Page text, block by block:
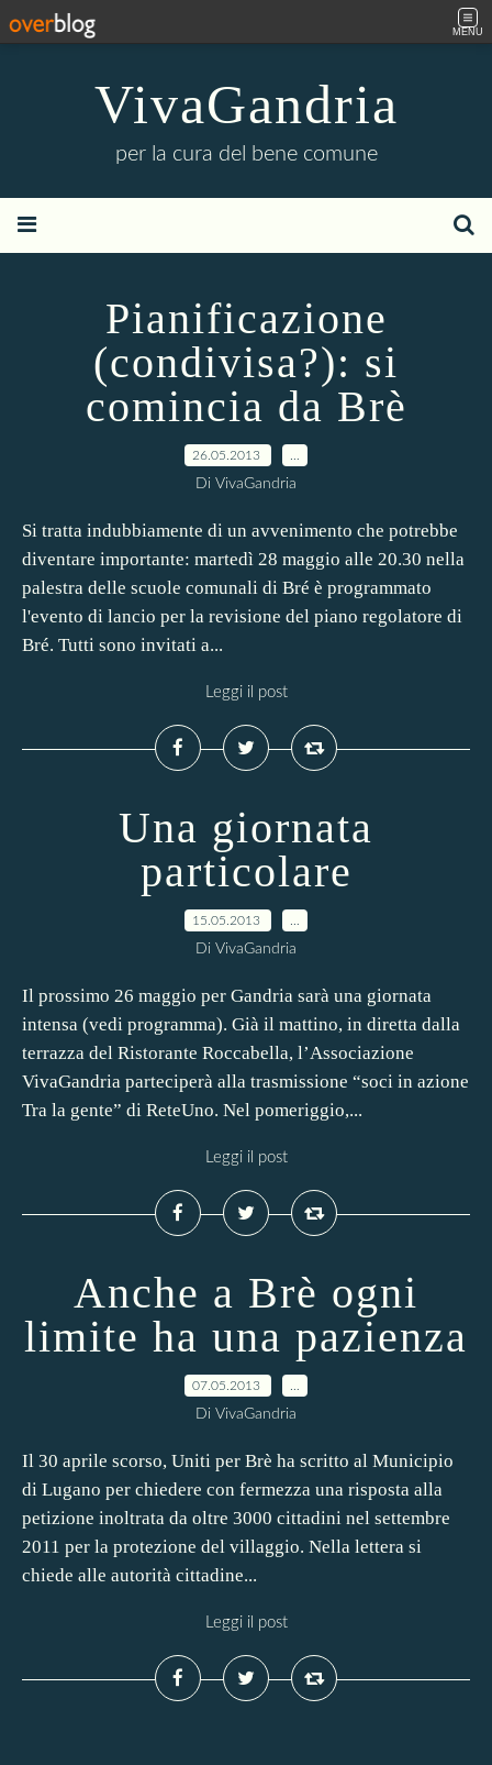
MENU
VivaGandria
per la cura del bene comune
Pianificazione
(condivisa?): si
comincia da Brè
26.05.2013
Di VivaGandria
Si tratta indubbiamente di un avvenimento che potrebbe
diventare importante: martedì 28 maggio alle 20.30 nella
palestra delle scuole comunali di Bré è programmato
l'evento di lancio per la revisione del piano regolatore di
Bré. Tutti sono invitati a...
Leggi il post
Una giornata
particolare
15.05.2013
Di VivaGandria
Il prossimo 26 maggio per Gandria sarà una giornata
intensa (vedi programma). Già il mattino, in diretta dalla
terrazza del Ristorante Roccabella, l’Associazione
VivaGandria parteciperà alla trasmissione “soci in azione
Tra la gente” di ReteUno. Nel pomeriggio,...
Leggi il post
Anche a Brè ogni
limite ha una pazienza
07.05.2013
Di VivaGandria
Il 30 aprile scorso, Uniti per Brè ha scritto al Municipio
di Lugano per chiedere con fermezza una risposta alla
petizione inoltrata da oltre 3000 cittadini nel settembre
2011 per la protezione del villaggio. Nella lettera si
chiede alle autorità cittadine...
Leggi il post